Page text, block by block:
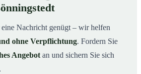
Nachricht genügt – wir helfen
ohne Verpflichtung. Fordern Sie
Angebot an und sichern Sie sich
.